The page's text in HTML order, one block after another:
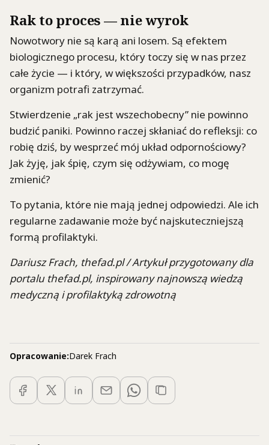
Rak to proces — nie wyrok
Nowotwory nie są karą ani losem. Są efektem
biologicznego procesu, który toczy się w nas przez
całe życie — i który, w większości przypadków, nasz
organizm potrafi zatrzymać.
Stwierdzenie „rak jest wszechobecny” nie powinno
budzić paniki. Powinno raczej skłaniać do refleksji: co
robię dziś, by wesprzeć mój układ odpornościowy?
Jak żyję, jak śpię, czym się odżywiam, co mogę
zmienić?
To pytania, które nie mają jednej odpowiedzi. Ale ich
regularne zadawanie może być najskuteczniejszą
formą profilaktyki.
Dariusz Frach, thefad.pl /Artykuł przygotowany dla
portalu thefad.pl, inspirowany najnowszą wiedzą
medyczną i profilaktyką zdrowotną
Opracowanie:Darek Frach